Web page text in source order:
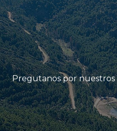
Pregutanos por nuestros